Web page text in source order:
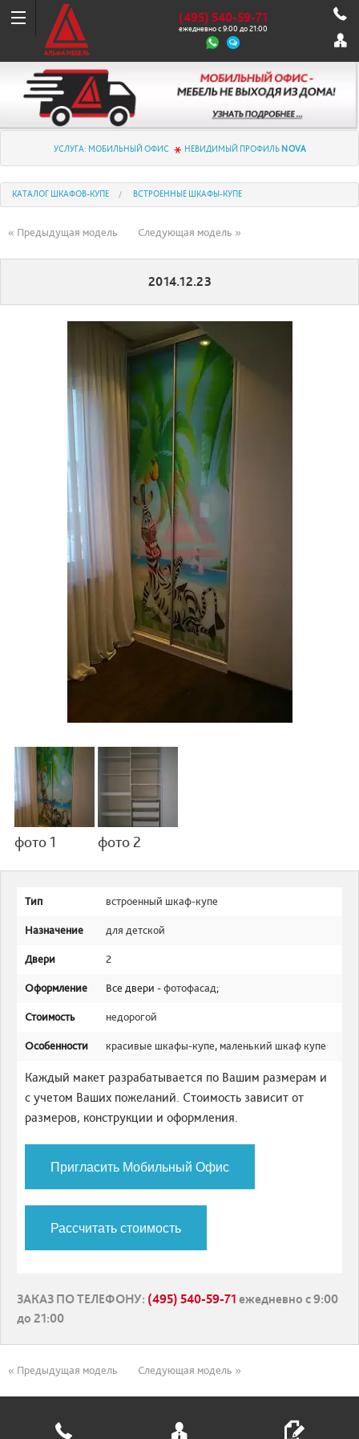
(495) 540-59-71
ежедневно с 9:00 до 21:00
УСЛУГА: МОБИЛЬНЫЙ ОФИС НЕВИДИМЫЙ ПРОФИЛЬ NOVA
КАТАЛОГ ШКАФОВ-КУПЕ ВСТРОЕННЫЕ ШКАФЫ-КУПЕ
« Предыдущая модель Следующая модель »
2014.12.23
фото 1 фото 2
Тип встроенный шкаф-купе
Назначение для детской
Двери 2
Оформление Все двери -фотофасад;
Стоимость недорогой
Особенности красивые шкафы-купе, маленький шкаф купе
Каждый макет разрабатывается по Вашим размерам и
с учетом Ваших пожеланий. Стоимость зависит от
размеров, конструкции и оформления.
Пригласить Мобильный Офис
Рассчитать стоимость
ЗАКАЗ ПО ТЕЛЕФОНУ: (495) 540-59-71 ежедневно с 9:00
до 21:00
« Предыдущая модель Следующая модель »